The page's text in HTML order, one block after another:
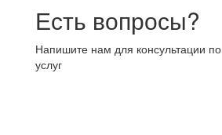
Есть вопросы?
Напишите нам для консультации
услуг